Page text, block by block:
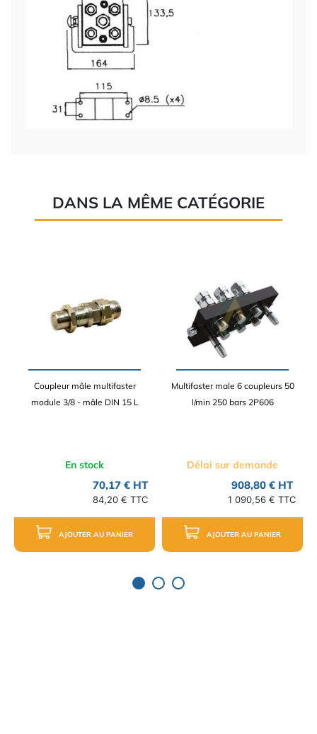
DANS LA MÊME CATÉGORIE
Coupleur mâle multifaster
module 3/8 - mâle DIN 15 L
En stock
70,17 € HT
84,20 € TTC
AJOUTER AU PANIER
Multifaster male 6 coupleurs 50
l/min 250 bars 2P606
Délai sur demande
908,80 € HT
1 090,56 € TTC
AJOUTER AU PANIER